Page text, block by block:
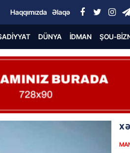
Haqqımızda Əlaqə
DÜNYA İDMAN ŞOU-